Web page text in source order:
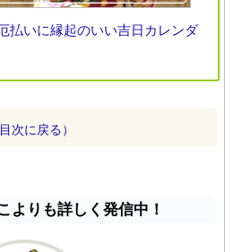
払いに縁起のいい吉日カレンダ
次に戻る）
よりも詳しく発信中！